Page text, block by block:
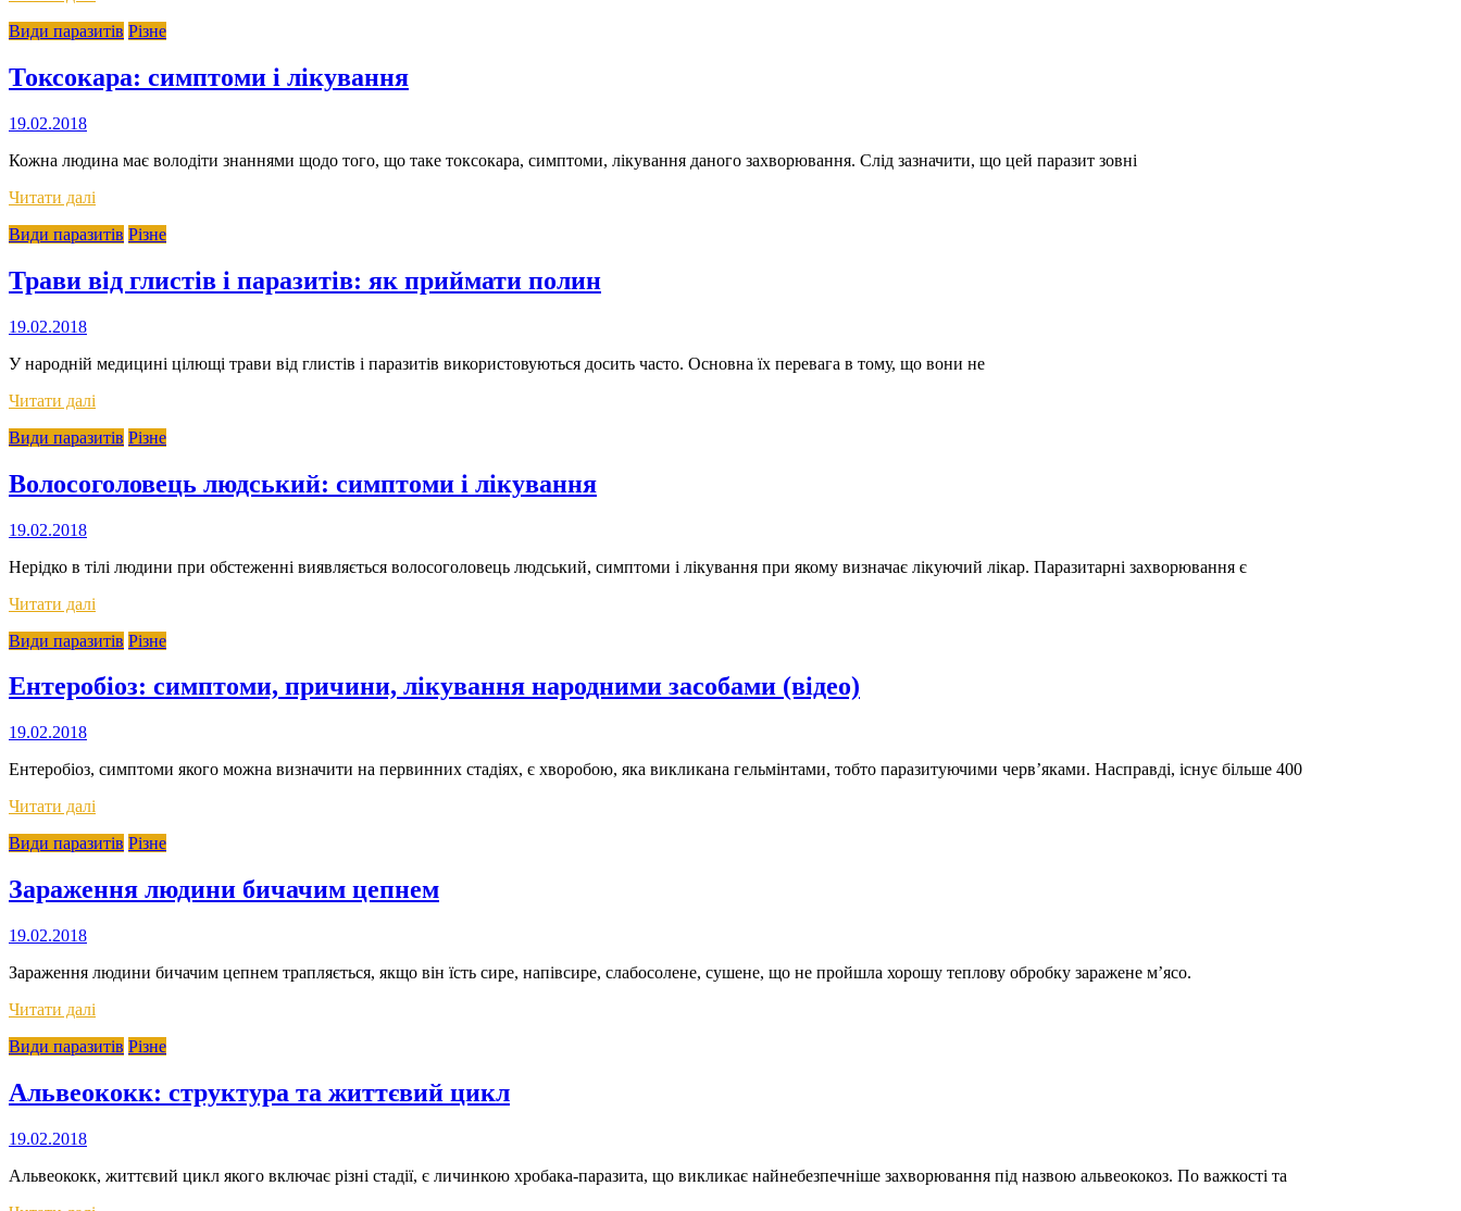
Види паразитів Різне
Токсокара: симптоми і лікування
19.02.2018
Кожна людина має володіти знаннями щодо того, що таке токсокара, симптоми, лікування даного захворювання. Слід зазначити, що цей паразит зовні
Читати далі
Види паразитів Різне
Трави від глистів і паразитів: як приймати полин
19.02.2018
У народній медицині цілющі трави від глистів і паразитів використовуються досить часто. Основна їх перевага в тому, що вони не
Читати далі
Види паразитів Різне
Волосоголовець людський: симптоми і лікування
19.02.2018
Нерідко в тілі людини при обстеженні виявляється волосоголовець людський, симптоми і лікування при якому визначає лікуючий лікар. Паразитарні захворювання є
Читати далі
Види паразитів Різне
Ентеробіоз: симптоми, причини, лікування народними засобами (відео)
19.02.2018
Ентеробіоз, симптоми якого можна визначити на первинних стадіях, є хворобою, яка викликана гельмінтами, тобто паразитуючими черв’яками. Насправді, існує більше 400
Читати далі
Види паразитів Різне
Зараження людини бичачим цепнем
19.02.2018
Зараження людини бичачим цепнем трапляється, якщо він їсть сире, напівсире, слабосолене, сушене, що не пройшла хорошу теплову обробку заражене м’ясо.
Читати далі
Види паразитів Різне
Альвеококк: структура та життєвий цикл
19.02.2018
Альвеококк, життєвий цикл якого включає різні стадії, є личинкою хробака-паразита, що викликає найнебезпечніше захворювання під назвою альвеококоз. По важкості та